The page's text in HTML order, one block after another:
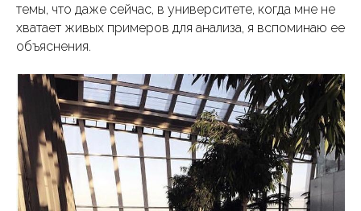
темы, что даже сейчас, в университете, когда мне не
хватает живых примеров для анализа, я вспоминаю ее
объяснения.